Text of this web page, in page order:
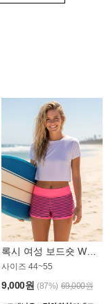
사이즈 44~55
9,000원 (87%) 69,000원